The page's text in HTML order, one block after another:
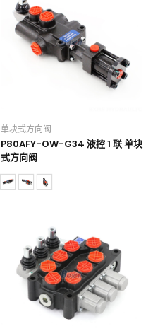
单块式方向阀
P80AFY-OW-G34 液控 1 联 单块
式方向阀